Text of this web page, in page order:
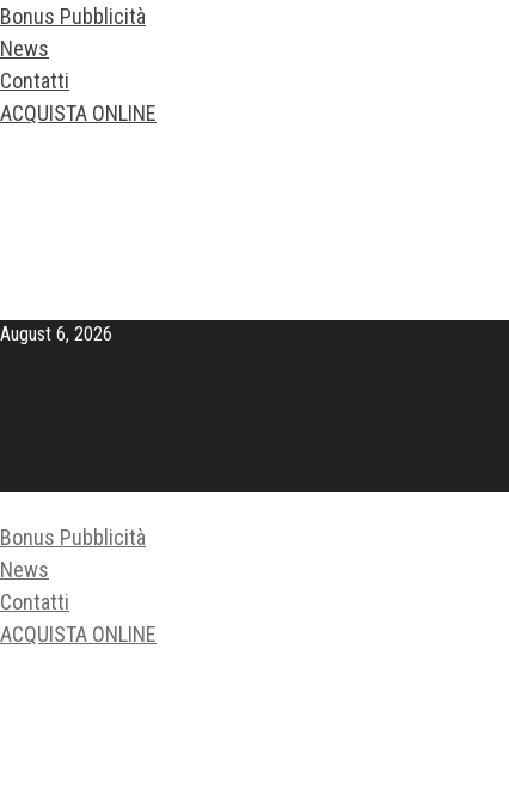
Bonus Pubblicità
News
Contatti
ACQUISTA ONLINE
August 6, 2026
Bonus Pubblicità
News
Contatti
ACQUISTA ONLINE